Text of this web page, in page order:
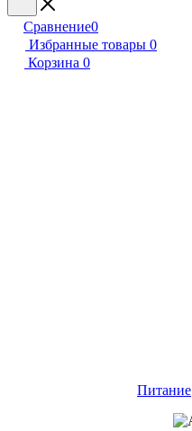
Сравнение0
Избранные товары 0
Корзина 0
Питание